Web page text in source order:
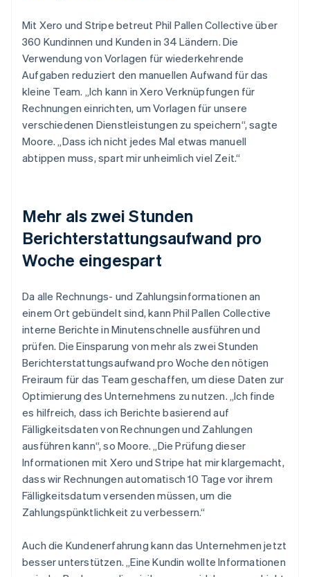
Mit Xero und Stripe betreut Phil Pallen Collective über
360 Kundinnen und Kunden in 34 Ländern. Die
Verwendung von Vorlagen für wiederkehrende
Aufgaben reduziert den manuellen Aufwand für das
kleine Team. „Ich kann in Xero Verknüpfungen für
Rechnungen einrichten, um Vorlagen für unsere
verschiedenen Dienstleistungen zu speichern“, sagte
Moore. „Dass ich nicht jedes Mal etwas manuell
abtippen muss, spart mir unheimlich viel Zeit.“
Mehr als zwei Stunden
Berichterstattungsaufwand pro
Woche eingespart
Da alle Rechnungs- und Zahlungsinformationen an
einem Ort gebündelt sind, kann Phil Pallen Collective
interne Berichte in Minutenschnelle ausführen und
prüfen. Die Einsparung von mehr als zwei Stunden
Berichterstattungsaufwand pro Woche den nötigen
Freiraum für das Team geschaffen, um diese Daten zur
Optimierung des Unternehmens zu nutzen. „Ich finde
es hilfreich, dass ich Berichte basierend auf
Fälligkeitsdaten von Rechnungen und Zahlungen
ausführen kann“, so Moore. „Die Prüfung dieser
Informationen mit Xero und Stripe hat mir klargemacht,
dass wir Rechnungen automatisch 10 Tage vor ihrem
Fälligkeitsdatum versenden müssen, um die
Zahlungspünktlichkeit zu verbessern.“
Auch die Kundenerfahrung kann das Unternehmen jetzt
besser unterstützen. „Eine Kundin wollte Informationen